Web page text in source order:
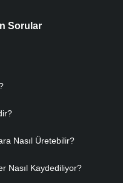
Sorular
Nasıl Üretebilir?
Nasıl Kaydediliyor?